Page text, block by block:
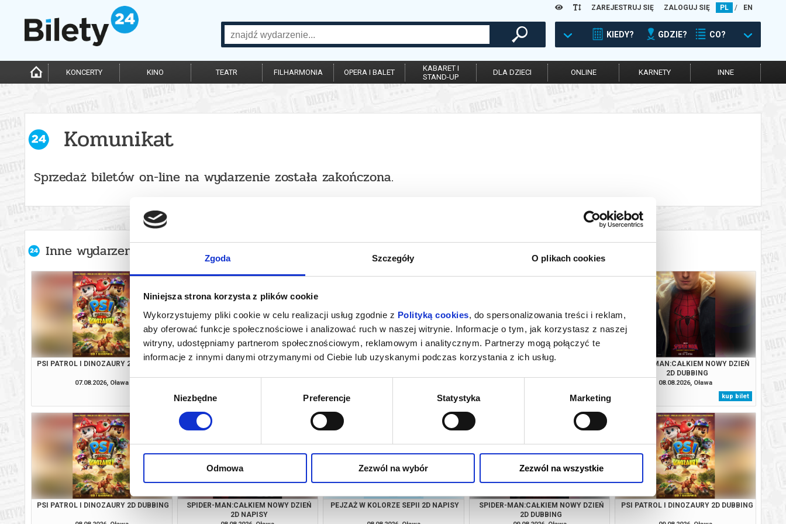
Zgoda Szczegóły O plikach cookies
Niniejsza strona korzysta z plików cookie
Wykorzystujemy pliki cookie w celu realizacji usług zgodnie z Polityką cookies, do spersonalizowania treści i reklam,
aby oferować funkcje społecznościowe i analizować ruch w naszej witrynie. Informacje o tym, jak korzystasz z naszej
witryny, udostępniamy partnerom społecznościowym, reklamowym i analitycznym. Partnerzy mogą połączyć te
informacje z innymi danymi otrzymanymi od Ciebie lub uzyskanymi podczas korzystania z ich usług.
Niezbędne Preferencje Statystyka Marketing
Odmowa Zezwól na wybór Zezwól na wszystkie
ZAREJESTRUJ SIĘ ZALOGUJ SIĘ PL / EN
KIEDY? GDZIE? CO?
KONCERTY KINO TEATR FILHARMONIA OPERA I BALET
KABARET I
STAND-UP
DLA DZIECI ONLINE KARNETY INNE
Komunikat
Sprzedaż biletów on-line na wydarzenie została zakończona.
Inne wydarzenia organizatora
PSI PATROL I DINOZAURY 2D DUBBING
07.08.2026, Oława
SPIDER-MAN:CAŁKIEM NOWY DZIEŃ
kup bilet
SPIDER-MAN:CAŁKIEM NOWY DZIEŃ
kup bilet
PEJZAŻ W KOLORZE SEPII 2D NAPISY
kup bilet
SPIDER-MAN:CAŁKIEM NOWY DZIEŃ
2D DUBBING
08.08.2026, Oława
kup bilet
PSI PATROL I DINOZAURY 2D DUBBING
SPIDER-MAN:CAŁKIEM NOWY DZIEŃ
2D NAPISY
PEJZAŻ W KOLORZE SEPII 2D NAPISY
SPIDER-MAN:CAŁKIEM NOWY DZIEŃ
2D DUBBING
PSI PATROL I DINOZAURY 2D DUBBING